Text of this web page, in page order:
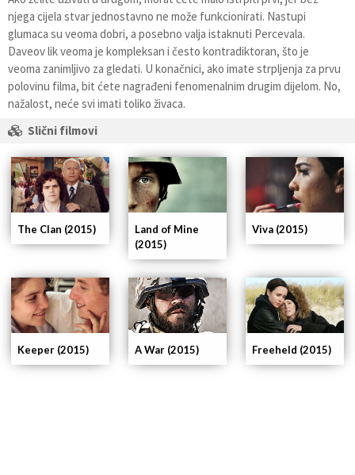
njega cijela stvar jednostavno ne može funkcionirati. Nastupi
glumaca su veoma dobri, a posebno valja istaknuti Percevala.
Daveov lik veoma je kompleksan i često kontradiktoran, što je
veoma zanimljivo za gledati. U konačnici, ako imate strpljenja za prvu
polovinu filma, bit ćete nagrađeni fenomenalnim drugim dijelom. No,
nažalost, neće svi imati toliko živaca.
Slični filmovi
Freeheld (2015)
A War (2015)
Keeper (2015)
Viva (2015)
Land of Mine
(2015)
The Clan (2015)